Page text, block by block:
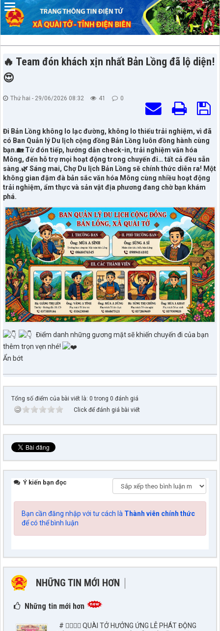
🔥 Team đón khách xịn nhất Bản Lồng đã lộ diện!
😍
Thứ hai - 29/06/2026 08:32 41 0
Đi Bản Lồng không lo lạc đường, không lo thiếu trải nghiệm, vì đã
có Ban Quản lý Du lịch cộng đồng Bản Lồng luôn đồng hành cùng
bạn.🏡 Từ đón tiếp, hướng dẫn check-in, trải nghiệm văn hóa
Mông, đến hỗ trợ mọi hoạt động trong chuyến đi… tất cả đều sẵn
sàng.🌿 Sáng mai, Chợ Du lịch Bản Lồng sẽ chính thức diễn ra! Một
không gian đậm đà bản sắc văn hóa Mông cùng nhiều hoạt động
trải nghiệm, ẩm thực và sản vật địa phương đang chờ bạn khám
phá.
Điểm danh những gương mặt sẽ khiến chuyến đi của bạn
thêm trọn vẹn nhé!
Ẩn bớt
Tổng số điểm của bài viết là: 0 trong 0 đánh giá
Click để đánh giá bài viết
Ý kiến bạn đọc
Bạn cần đăng nhập với tư cách là Thành viên chính thức
để có thể bình luận
NHỮNG TIN MỚI HƠN
NHỮNG TIN CŨ HƠN
Những tin mới hơn
# 🏃‍♂️🏃‍♀️ QUÀI TỞ HƯỞNG ỨNG LỄ PHÁT ĐỘNG